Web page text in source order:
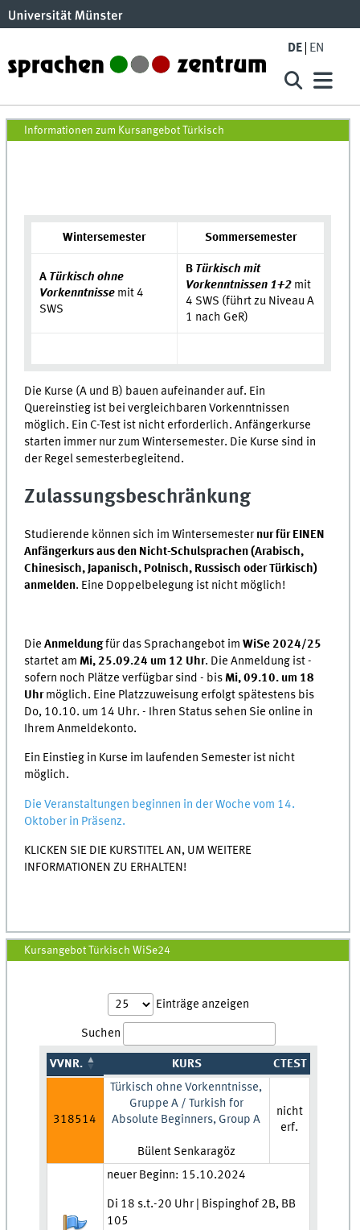
DE EN
Türkisch WiSe24
Informationen zum Kursangebot Türkisch
Wintersemester Sommersemester
A Türkisch ohne
Vorkenntnisse mit 4
SWS
B Türkisch mit
Vorkenntnissen 1+2 mit
4 SWS (führt zu Niveau A
1 nach GeR)
Die Kurse (A und B) bauen aufeinander auf. Ein
Quereinstieg ist bei vergleichbaren Vorkenntnissen
möglich. Ein C-Test ist nicht erforderlich. Anfängerkurse
starten immer nur zum Wintersemester. Die Kurse sind in
der Regel semesterbegleitend.
Zulassungsbeschränkung
Studierende können sich im Wintersemester nur für EINEN
Anfängerkurs aus den Nicht-Schulsprachen (Arabisch,
Chinesisch, Japanisch, Polnisch, Russisch oder Türkisch)
anmelden. Eine Doppelbelegung ist nicht möglich!
DieAnmeldungfür das Sprachangebot imWiSe 2024/25
startet am Mi, 25.09.24 um 12 Uhr. Die Anmeldung ist -
sofern noch Plätze verfügbar sind - bisMi, 09.10. um 18
Uhrmöglich. Eine Platzzuweisung erfolgt spätestens bis
Do, 10.10. um 14 Uhr. - Ihren Status sehen Sie online in
Ihrem Anmeldekonto.
Ein Einstieg in Kurse im laufenden Semester ist nicht
möglich.
Die Veranstaltungen beginnen in der Woche vom 14.
Oktober in Präsenz.
KLICKEN SIE DIE KURSTITEL AN, UM WEITERE
INFORMATIONEN ZU ERHALTEN!
Kursangebot Türkisch WiSe24
Einträge anzeigen
Suchen
VVNR. KURS CTEST
318514
Türkisch ohne Vorkenntnisse,
Gruppe A / Turkish for
Absolute Beginners, Group A
Lehrkraft:
Bülent Senkaragöz
nicht
erf.
Anmeldestatus:
Zeit und Ort:
neuer Beginn: 15.10.2024
Di 18 s.t.-20 Uhr | Bispinghof 2B, BB
105